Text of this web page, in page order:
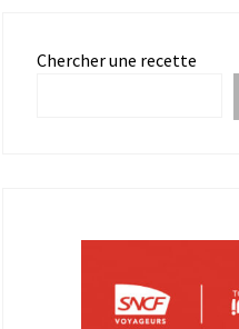
Chercher une recette